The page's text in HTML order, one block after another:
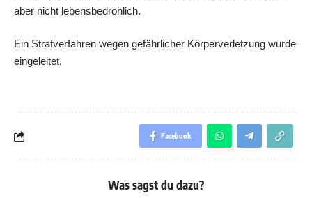
aber nicht lebensbedrohlich.
Ein Strafverfahren wegen gefährlicher Körperverletzung wurde
eingeleitet.
Facebook
Was sagst du dazu?